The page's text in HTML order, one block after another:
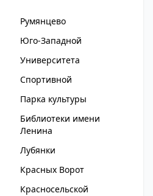
Румянцево
Юго-Западной
Университета
Спортивной
Парка культуры
Библиотеки имени
Ленина
Лубянки
Красных Ворот
Красносельской